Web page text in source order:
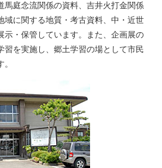
馬庭念流関係の資料、吉井火打金関係
域に関する地質・考古資料、中・近世
示・保管しています。また、企画展の
習を実施し、郷土学習の場として市民